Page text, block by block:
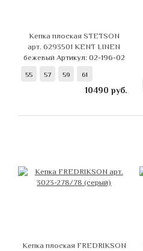
Кепка плоская STETSON
арт. 6293501 KENT LINEN
бежевый Артикул: 02-196-02
55 57 59 61
10490 руб.
Кепка плоская FREDRIKSON